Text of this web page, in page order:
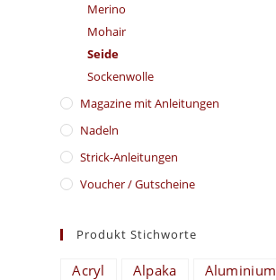
Merino
Mohair
Seide
Sockenwolle
Magazine mit Anleitungen
Nadeln
Strick-Anleitungen
Voucher / Gutscheine
Produkt Stichworte
Acryl Alpaka
Aluminium